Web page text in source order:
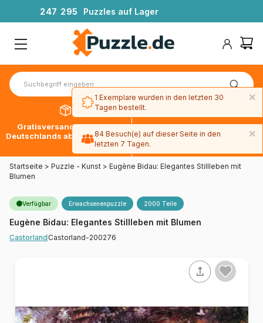
247 295 Puzzles auf Lager
Gratisversand innerhalb
Deutschlands ab 49 € mit DPD
30 Tage später bezahlen
mit Paypal
Startseite > Puzzle - Kunst > Eugène Bidau: Elegantes Stillleben mit
Blumen
Verfügbar Erwachsenenpuzzle 2000 Teile
Eugène Bidau: Elegantes Stillleben mit Blumen
Castorland Castorland-200276
×
1 Exemplare wurden in den letzten 30
Tagen bestellt.
×
84 Besuch(e) auf dieser Seite in den
letzten 7 Tagen.